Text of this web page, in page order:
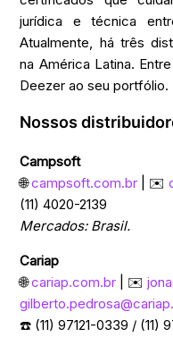
jurídica e técnica
Atualmente, há três
na América Latina.
Deezer ao seu portfólio.
Nossos
Campsoft
🌐campsoft.com.br | ✉️
(11) 4020-2139
Mercados: Brasil.
Cariap
🌐cariap.com.br | ✉️
☎️ (11) 97121-0339 / (11)